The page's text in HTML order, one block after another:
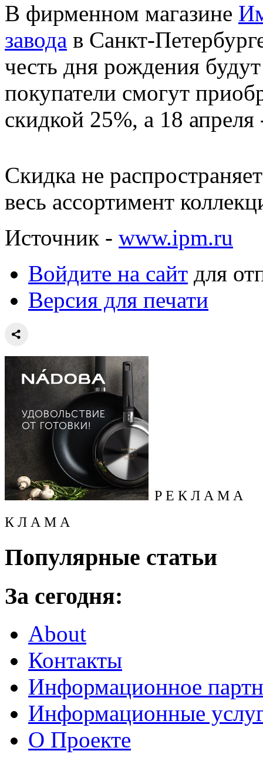
В фирменном магазине
завода в Санкт-
честь дня рождения
покупатели смогут
скидкой 25%, а 18
Скидка не
весь ассортимент
Источник - www.ipm.ru
Войдите на сайт для
Версия для печати
Р Е К Л А М А
К Л А М А
Популярные статьи
За сегодня:
About
Контакты
Информационное
Информационные
О Проекте